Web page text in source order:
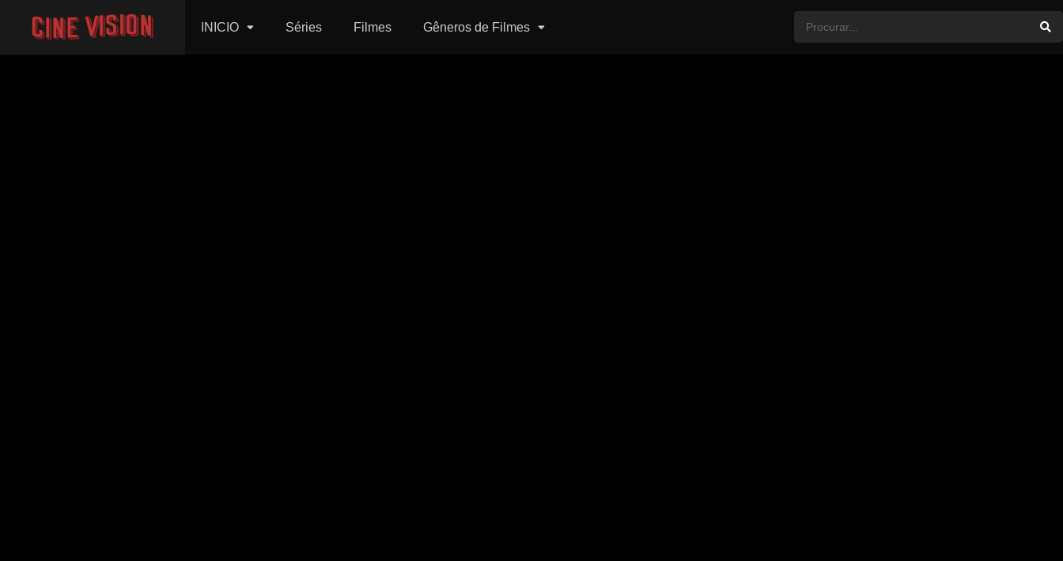
INICIO Séries Filmes Gêneros de Filmes